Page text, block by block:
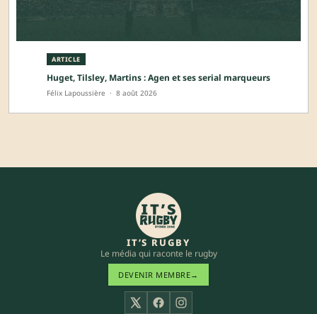
ARTICLE
Huget, Tilsley, Martins : Agen et ses serial marqueurs
Félix Lapoussière · 8 août 2026
IT’S RUGBY
Le média qui raconte le rugby
DEVENIR MEMBRE→
X FacebookInstagram